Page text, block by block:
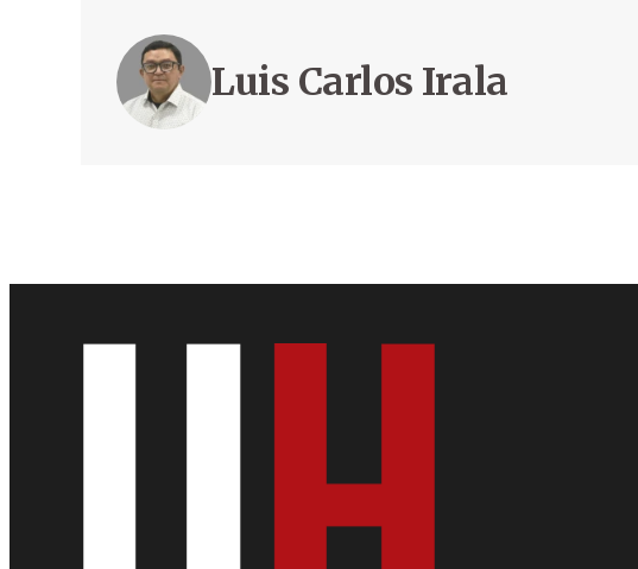
Luis Carlos Irala